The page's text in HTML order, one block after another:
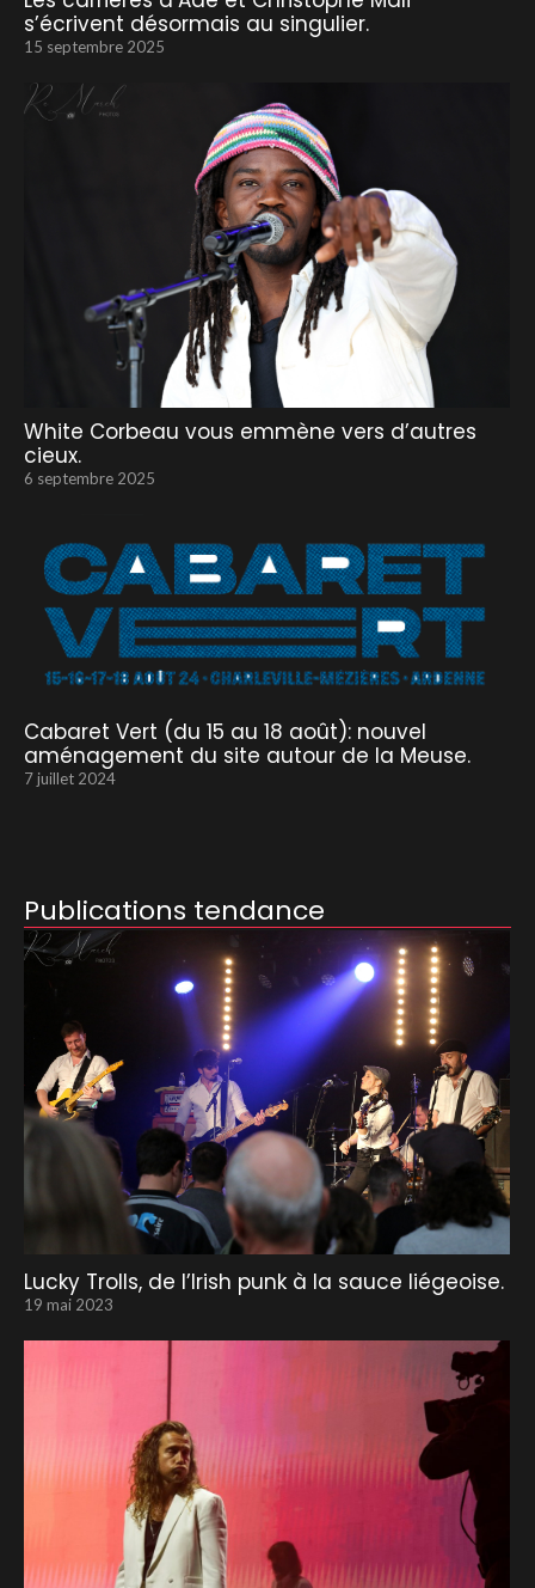
s’écrivent désormais au singulier.
15 septembre 2025
White Corbeau vous emmène vers d’autres
cieux.
6 septembre 2025
Cabaret Vert (du 15 au 18 août): nouvel
aménagement du site autour de la Meuse.
7 juillet 2024
Publications tendance
Lucky Trolls, de l’Irish punk à la sauce liégeoise.
19 mai 2023